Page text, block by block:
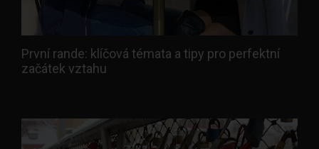
První rande: klíčová témata a tipy pro perfektní
začátek vztahu